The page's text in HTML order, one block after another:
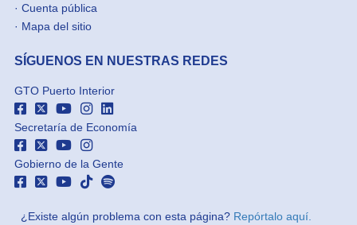
· Cuenta pública
· Mapa del sitio
SÍGUENOS EN NUESTRAS REDES
GTO Puerto Interior
Secretaría de Economía
Gobierno de la Gente
¿Existe algún problema con esta página? Repórtalo aquí.